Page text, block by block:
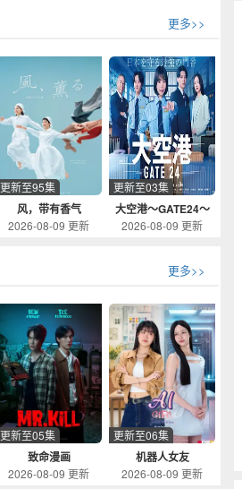
更多>>
风，带有香气
更新至95集
2026-08-09 更新
大空港～GATE24～
更新至03集
2026-08-09 更新
更多>>
致命漫画
更新至05集
2026-08-09 更新
机器人女友
更新至06集
2026-08-09 更新